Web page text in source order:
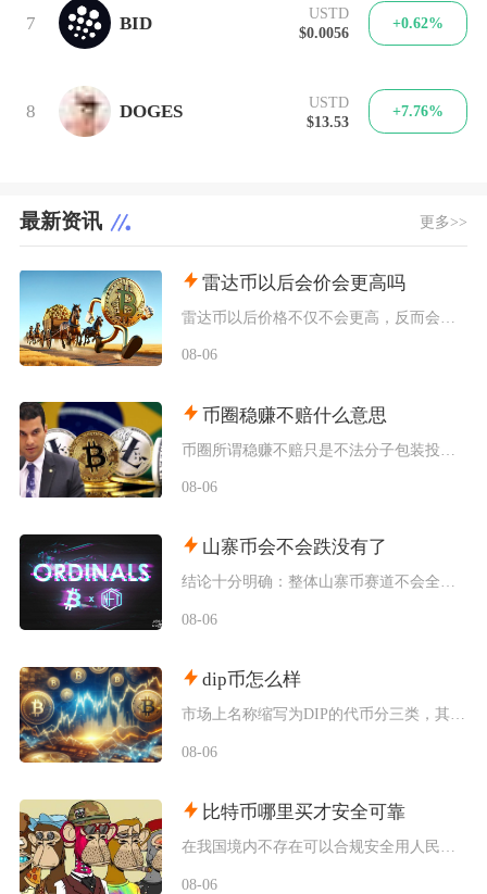
7 BID
USTD
$0.0056
+0.62%
8 DOGES
USTD
$13.53
+7.76%
最新资讯 更多>>
雷达币以后会价会更高吗
08-06
币圈稳赚不赔什么意思
08-06
山寨币会不会跌没有了
结论十分明确：整体山寨币赛道不会全部跌至归零，但市场中长期会出现极端分化，绝大多数中小市值
08-06
dip币怎么样
08-06
比特币哪里买才安全可靠
08-06